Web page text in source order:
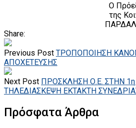
Ο
της
ΠΑΡΔΑΛΗΣ
Share:
Previous Post ΤΡΟΠΟΠΟΙΗΣΗ
ΑΠΟΧΕΤΕΥΣΗΣ
Next Post ΠΡΟΣΚΛΗΣΗ Ο.Ε. ΣΤΗN
ΤΗΛΕΔΙΑΣΚΕΨΗ EKTAKTH
Πρόσφατα Άρθρα